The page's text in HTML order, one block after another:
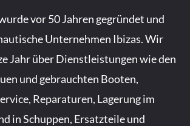
u
b
e
vor 50 Jahren gegründet und
Unternehmen Ibizas. Wir
Jahr über Dienstleistungen wie den
und gebrauchten Booten,
Reparaturen, Lagerung im
in Schuppen, Ersatzteile und